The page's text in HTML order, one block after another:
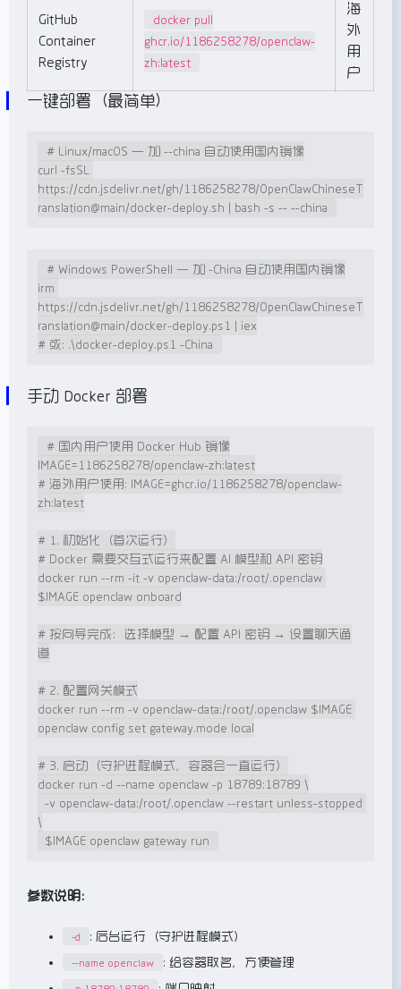
GitHub
Container
Registry
docker pull
ghcr.io/1186258278/openclaw-
zh:latest
海
外
用
户
一键部署（最简单）
# Linux/macOS — 加 --china 自动使用国内镜像
curl -fsSL
https://cdn.jsdelivr.net/gh/1186258278/OpenClawChineseT
ranslation@main/docker-deploy.sh | bash -s -- --china
# Windows PowerShell — 加 -China 自动使用国内镜像
irm
https://cdn.jsdelivr.net/gh/1186258278/OpenClawChineseT
ranslation@main/docker-deploy.ps1 | iex
# 或: .\docker-deploy.ps1 -China
手动 Docker 部署
# 国内用户使用 Docker Hub 镜像
IMAGE=1186258278/openclaw-zh:latest
# 海外用户使用: IMAGE=ghcr.io/1186258278/openclaw-
zh:latest
# 1. 初始化（首次运行）
# Docker 需要交互式运行来配置 AI 模型和 API 密钥
docker run --rm -it -v openclaw-data:/root/.openclaw
$IMAGE openclaw onboard
# 按向导完成：选择模型 → 配置 API 密钥 → 设置聊天通
道
# 2. 配置网关模式
docker run --rm -v openclaw-data:/root/.openclaw $IMAGE
openclaw config set gateway.mode local
# 3. 启动（守护进程模式，容器会一直运行）
docker run -d --name openclaw -p 18789:18789 \
\
  $IMAGE openclaw gateway run
参数说明：
-d : 后台运行（守护进程模式）
--name openclaw : 给容器取名，方便管理